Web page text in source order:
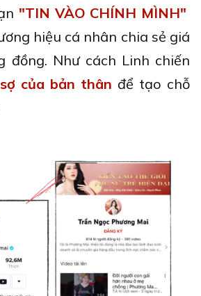
"TIN VÀO CHÍNH MÌNH"
hiệu cá nhân chia sẻ giá
đồng. Như cách Linh chiến
của bản thân để tạo chỗ